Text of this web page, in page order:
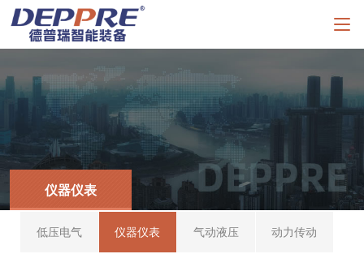
仪器仪表
低压电气 仪器仪表 气动液压 动力传动